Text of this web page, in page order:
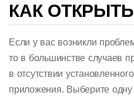
КАК
Если у вас возникли
то в большинстве случаев
в отсутствии
приложения. Выберите одну